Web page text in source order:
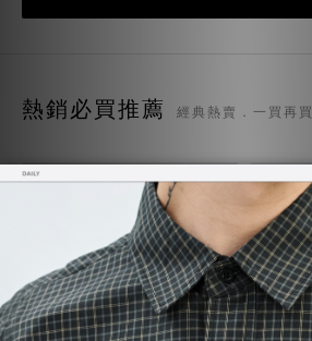
熱銷必買推薦 經典熱賣．一買再買